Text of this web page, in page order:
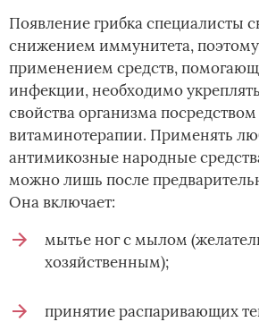
Появление грибка специалисты
снижением иммунитета, поэтому
применением средств,
инфекции, необходимо
свойства организма посредством
витаминотерапии. Применять
антимикозные народные
можно лишь после
Она включает:
мытье ног с мылом
хозяйственным);
принятие распаривающих